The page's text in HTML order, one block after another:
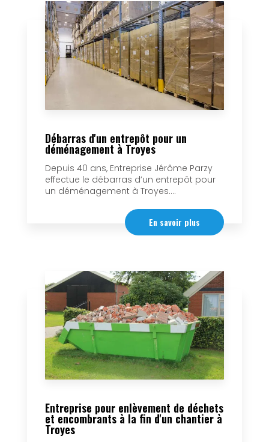
Débarras d'un entrepôt pour un
déménagement à Troyes
Depuis 40 ans, Entreprise Jérôme Parzy
effectue le débarras d’un entrepôt pour
un déménagement à Troyes....
En savoir plus
Entreprise pour enlèvement de déchets
et encombrants à la fin d'un chantier à
Troyes